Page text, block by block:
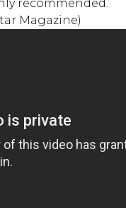
recommended.
Magazine)